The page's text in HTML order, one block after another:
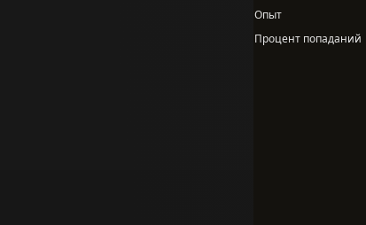
Опыт
Процент попаданий